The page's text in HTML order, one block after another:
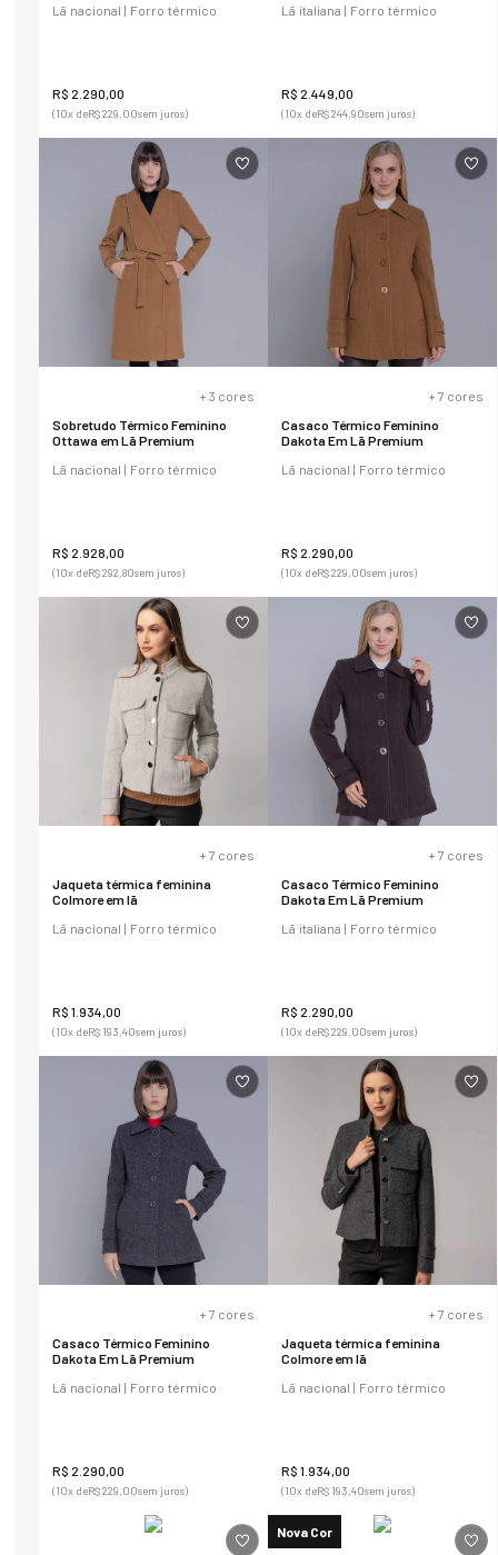
Lã nacional | Forro térmico
R$ 2 290 00
(10x deR$229,00sem juros)
Lã italiana | Forro térmico
R$ 2 449 00
(10x deR$244,90sem juros)
+ 3 cores
Sobretudo Térmico Feminino
Ottawa em Lã Premium
Lã nacional | Forro térmico
R$ 2 928,00
(10x deR$292,80sem juros)
+7 cores
Casaco Térmico Feminino
Dakota Em Lã Premium
Lã nacional | Forro térmico
R$ 2 290,00
(10x deR$229,00sem juros)
+ 7 cores
Jaqueta térmica feminina
Colmore em lã
Lã nacional | Forro térmico
R$ 1 934,00
(10x deR$ 193,40sem juros)
+7 cores
Casaco Térmico Feminino
Dakota Em Lã Premium
Lã italiana | Forro térmico
R$ 2 290,00
(10x deR$229,00sem juros)
+ 7 cores
Casaco Térmico Feminino
Dakota Em Lã Premium
Lã nacional | Forro térmico
R$ 2 290,00
(10x deR$229,00sem juros)
+7 cores
Jaqueta térmica feminina
Colmore em lã
Lã nacional | Forro térmico
R$ 1 934,00
(10x deR$ 193,40sem juros)
Nova Cor